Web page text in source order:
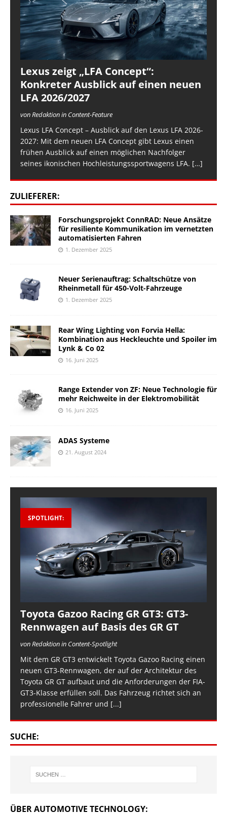
Lexus zeigt „LFA Concept“:
Konkreter Ausblick auf einen neuen
LFA 2026/2027
von Redaktion in Content-Feature
Lexus LFA Concept – Ausblick auf den Lexus LFA 2026-
2027: Mit dem neuen LFA Concept gibt Lexus einen
frühen Ausblick auf einen möglichen Nachfolger
seines ikonischen Hochleistungssportwagens LFA. […]
ZULIEFERER:
Forschungsprojekt ConnRAD: Neue Ansätze
für resiliente Kommunikation im vernetzten
automatisierten Fahren
1. Dezember 2025
Neuer Serienauftrag: Schaltschütze von
Rheinmetall für 450-Volt-Fahrzeuge
1. Dezember 2025
Rear Wing Lighting von Forvia Hella:
Kombination aus Heckleuchte und Spoiler im
Lynk & Co 02
16. Juni 2025
Range Extender von ZF: Neue Technologie für
mehr Reichweite in der Elektromobilität
16. Juni 2025
ADAS Systeme
21. August 2024
SPOTLIGHT:
Toyota Gazoo Racing GR GT3: GT3-
Rennwagen auf Basis des GR GT
von Redaktion in Content-Spotlight
Mit dem GR GT3 entwickelt Toyota Gazoo Racing einen
neuen GT3-Rennwagen, der auf der Architektur des
Toyota GR GT aufbaut und die Anforderungen der FIA-
GT3-Klasse erfüllen soll. Das Fahrzeug richtet sich an
professionelle Fahrer und [...]
SUCHE:
ÜBER AUTOMOTIVE TECHNOLOGY: